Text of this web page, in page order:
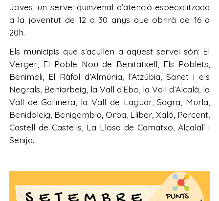
Joves, un servei quinzenal d’atenció especialitzada
a la joventut de 12 a 30 anys que obrirà de 16 a
20h.
Els municipis que s’acullen a aquest servei són: El
Verger, El Poble Nou de Benitatxell, Els Poblets,
Benimeli, El Ràfol d’Almúnia, l’Atzúbia, Sanet i els
Negrals, Beniarbeig, la Vall d’Ebo, la Vall d’Alcalà, la
Vall de Gallinera, la Vall de Laguar, Sagra, Murla,
Benidoleig, Benigembla, Orba, Llíber, Xaló, Parcent,
Castell de Castells, La Llosa de Camatxo, Alcalalí i
Senija.